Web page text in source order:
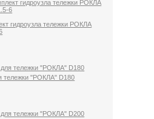
гидроузла тележки РОКЛА
тележки "РОКЛА" D180